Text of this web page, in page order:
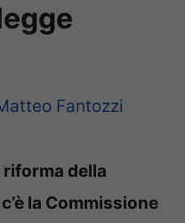
Fantozzi
della
la Commissione